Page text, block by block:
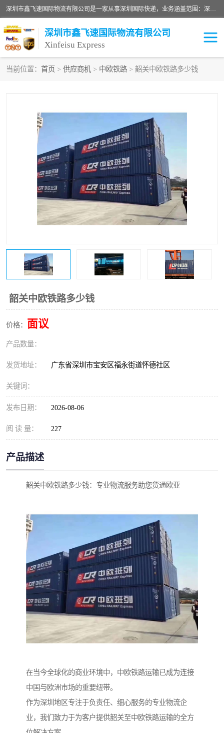
深圳市鑫飞速国际物流有限公司是一家从事深圳国际快递，业务涵盖范围：深圳DHL国际快递、深圳国际快递公司、深圳国际物流公司、深圳国际快递、深圳DHL国际快递电话可拨打全国服务热线：15019287411。欢迎各位亲来人来电到我司洽谈合作。
深圳市鑫飞速国际物流有限公司
Xinfeisu Express
当前位置： 首页 > 供应商机 > 中欧铁路 > 韶关中欧铁路多少钱
韶关中欧铁路多少钱
价格： 面议
产品数量：
发货地址： 广东省深圳市宝安区福永街道怀德社区
关键词：
发布日期： 2026-08-06
阅 读 量： 227
产品描述
韶关中欧铁路多少钱：专业物流服务助您货通欧亚
在当今全球化的商业环境中，中欧铁路运输已成为连接
中国与欧洲市场的重要纽带。
作为深圳地区专注于负责任、细心服务的专业物流企
业，我们致力于为客户提供韶关至中欧铁路运输的全方
俄罗斯快递 巴西快递
深圳DHL国际快递 伊朗快递
UPS国际快递 深圳国际快递公司
深圳国际物流公司 深圳国际快递电话
DHL国际快递电话 深圳国际快递